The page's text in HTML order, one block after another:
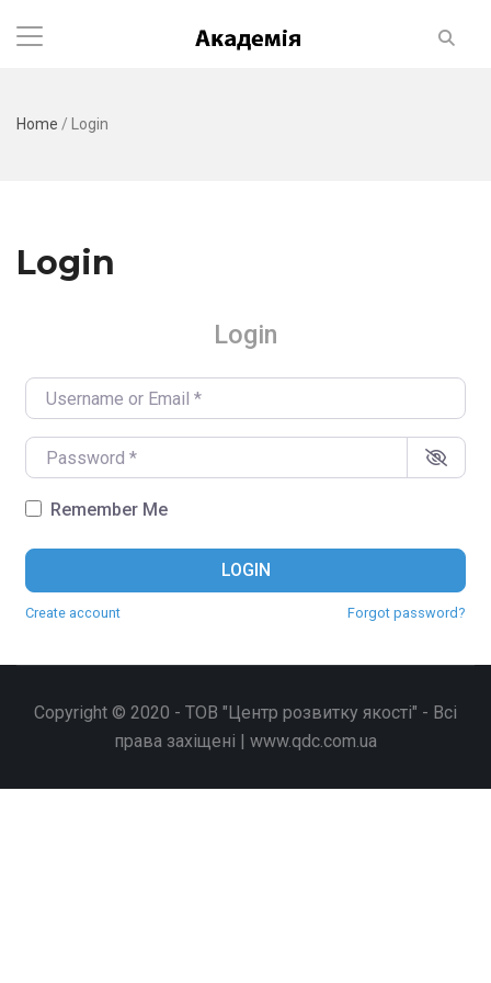
Home / Login
Login
Login
Username or Email*
Password*
Remember Me
LOGIN
Create account Forgot password?
Copyright © 2020 - ТОВ "Центр розвитку якості" - Всі
права захіщені | www.qdc.com.ua